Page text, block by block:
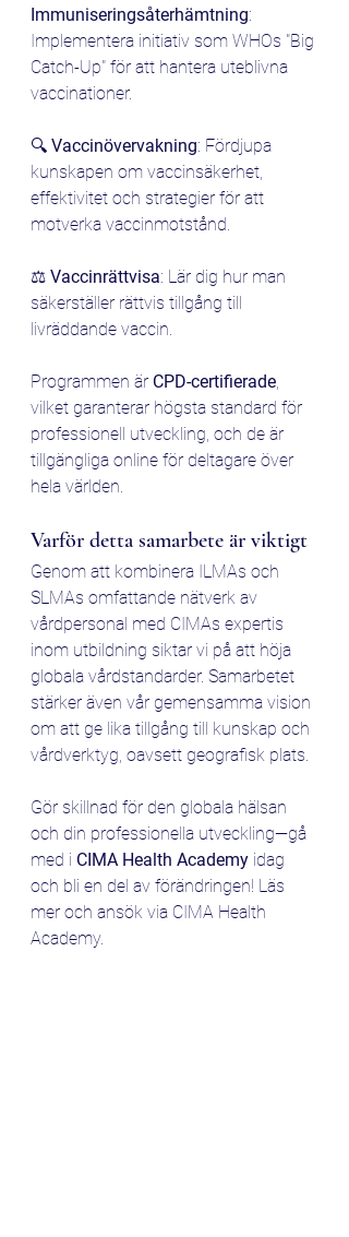
Immuniseringsåterhämtning:
Implementera initiativ som WHOs "Big
Catch-Up" för att hantera uteblivna
vaccinationer.
🔍 Vaccinövervakning: Fördjupa
kunskapen om vaccinsäkerhet,
effektivitet och strategier för att
motverka vaccinmotstånd.
⚖️ Vaccinrättvisa: Lär dig hur man
säkerställer rättvis tillgång till
livräddande vaccin.
Programmen är CPD-certifierade,
vilket garanterar högsta standard för
professionell utveckling, och de är
tillgängliga online för deltagare över
hela världen.
Varför detta samarbete är viktigt
Genom att kombinera ILMAs och
SLMAs omfattande nätverk av
vårdpersonal med CIMAs expertis
inom utbildning siktar vi på att höja
globala vårdstandarder. Samarbetet
stärker även vår gemensamma vision
om att ge lika tillgång till kunskap och
vårdverktyg, oavsett geografisk plats.
Gör skillnad för den globala hälsan
och din professionella utveckling—gå
med i CIMA Health Academy idag
och bli en del av förändringen! Läs
mer och ansök via CIMA Health
Academy.